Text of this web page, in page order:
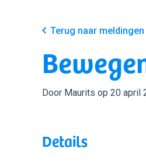
Terug naar meldingen
Door Maurits op 20 april
Details